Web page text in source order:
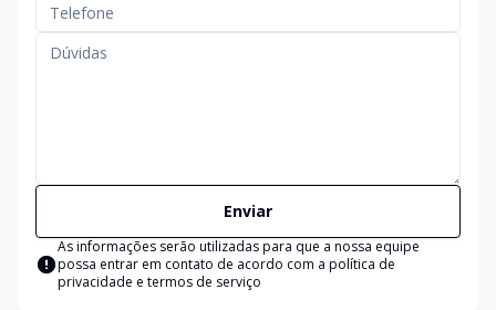
Enviar
As informações serão utilizadas para que a nossa equipe
possa entrar em contato de acordo com a política de
privacidade e termos de serviço